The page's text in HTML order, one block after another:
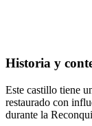
Historia y
Este castillo tiene
restaurado con
durante la